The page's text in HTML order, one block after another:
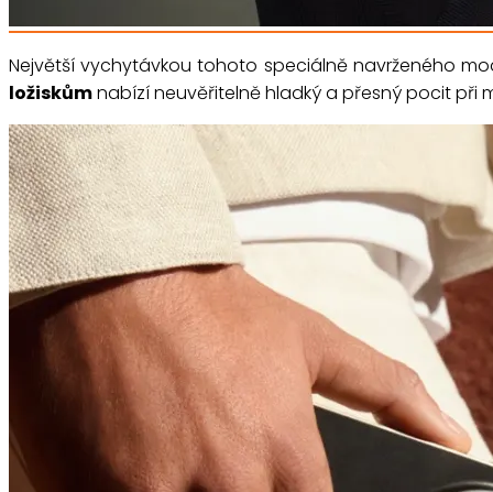
Největší vychytávkou tohoto speciálně navrženého
ložiskůmnabízí neuvěřitelně hladký a přesný pocit při